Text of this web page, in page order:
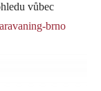
vůbec
brno